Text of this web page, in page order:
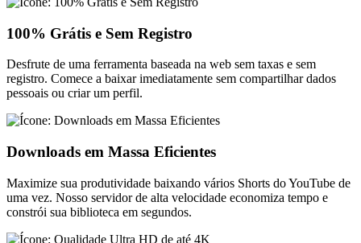
100% Grátis e Sem Registro
Desfrute de uma ferramenta baseada na web sem taxas e sem
registro. Comece a baixar imediatamente sem compartilhar dados
pessoais ou criar um perfil.
Downloads em Massa Eficientes
Maximize sua produtividade baixando vários Shorts do YouTube de
uma vez. Nosso servidor de alta velocidade economiza tempo e
constrói sua biblioteca em segundos.